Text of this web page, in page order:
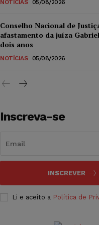
NOTÍCIAS 05/08/2026
Conselho Nacional de
afastamento da juíza
dois anos
NOTÍCIAS 05/08/2026
Inscreva-se
INSCREVER
Li e aceito a Política de